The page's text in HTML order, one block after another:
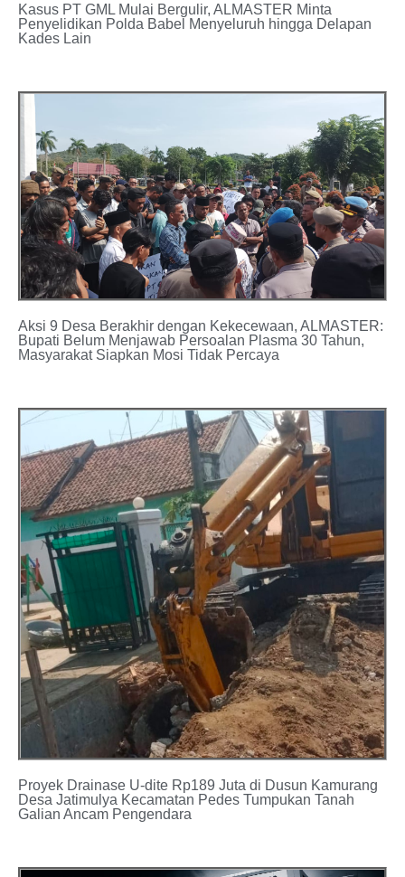
Kasus PT GML Mulai Bergulir, ALMASTER Minta
Penyelidikan Polda Babel Menyeluruh hingga Delapan
Kades Lain
Aksi 9 Desa Berakhir dengan Kekecewaan, ALMASTER:
Bupati Belum Menjawab Persoalan Plasma 30 Tahun,
Masyarakat Siapkan Mosi Tidak Percaya
Proyek Drainase U-dite Rp189 Juta di Dusun Kamurang
Desa Jatimulya Kecamatan Pedes Tumpukan Tanah
Galian Ancam Pengendara